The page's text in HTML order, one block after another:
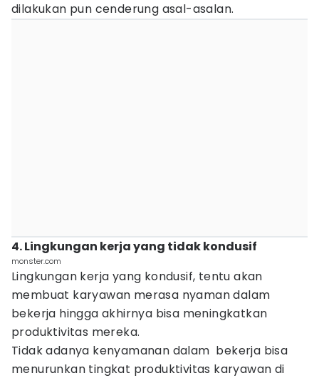
dilakukan pun cenderung asal-asalan.
4. Lingkungan kerja yang tidak kondusif
monster.com
Lingkungan kerja yang kondusif, tentu akan
membuat karyawan merasa nyaman dalam
bekerja hingga akhirnya bisa meningkatkan
produktivitas mereka.
Tidak adanya kenyamanan dalam bekerja bisa
menurunkan tingkat produktivitas karyawan di